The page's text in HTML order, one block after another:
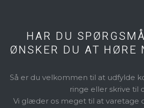
HAR DU
​ØNSKER DU AT HØRE
Så er du velkommen til at udfylde
ringe eller skrive til
​Vi glæder os meget til at varetage